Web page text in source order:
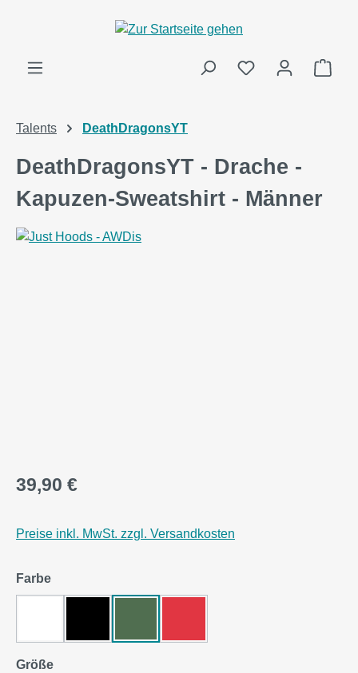
Talents DeathDragonsYT
DeathDragonsYT - Drache -
Kapuzen-Sweatshirt - Männer
39,90 €
Preise inkl. MwSt. zzgl. Versandkosten
Farbeauswählen
Größeauswählen